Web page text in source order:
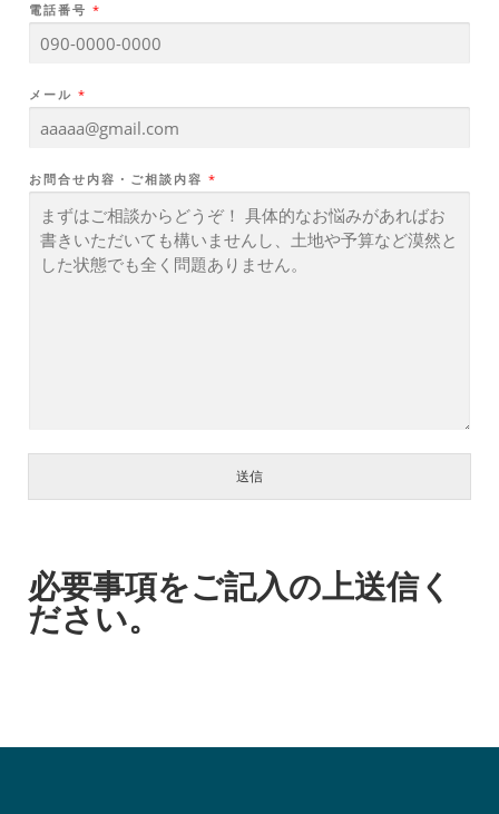
電話番号 *
メール *
お問合せ内容・ご相談内容 *
送信
必要事項をご記入の上送信く
ださい。